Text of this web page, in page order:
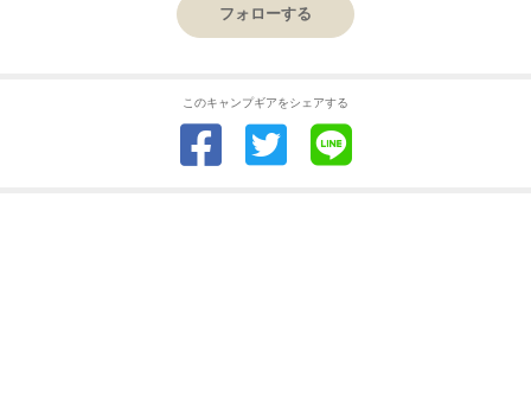
フォローする
このキャンプギアをシェアする